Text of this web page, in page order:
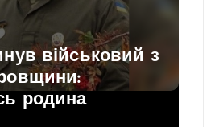
військовий з
родина